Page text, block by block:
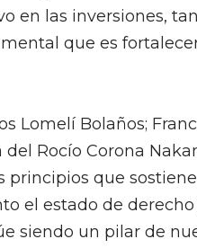
en las inversiones,
que es
Lomelí Bolaños;
del Rocío Corona
principios que
el estado de
siendo un pilar de